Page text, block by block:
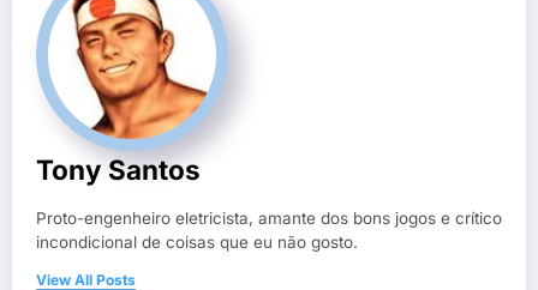
Tony Santos
Proto-engenheiro eletricista, amante dos bons jogos e crítico
incondicional de coisas que eu não gosto.
View All Posts